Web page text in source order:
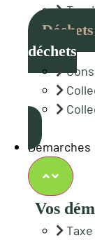
Déchets
déchets
Démarches
Vos